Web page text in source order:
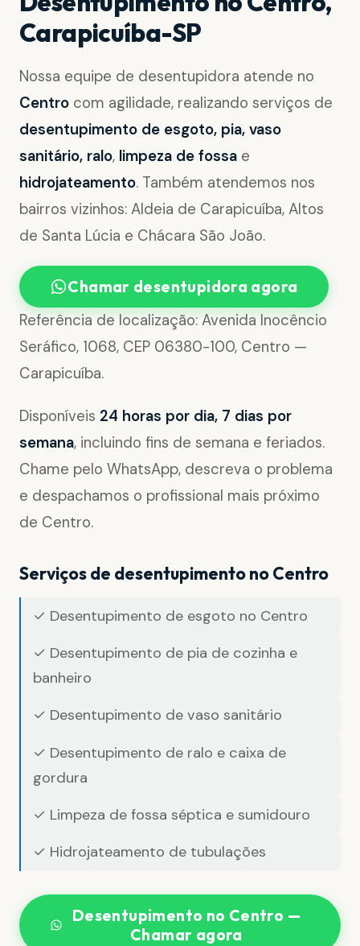
Carapicuíba-SP
Nossa equipe de desentupidora atende no
Centro com agilidade, realizando serviços de
desentupimento de esgoto, pia, vaso
sanitário, ralo, limpeza de fossa e
hidrojateamento. Também atendemos nos
bairros vizinhos: Aldeia de Carapicuíba, Altos
de Santa Lúcia e Chácara São João.
Chamar desentupidora agora
Referência de localização: Avenida Inocêncio
Seráfico, 1068, CEP 06380-100, Centro —
Carapicuíba.
Disponíveis 24 horas por dia, 7 dias por
semana, incluindo fins de semana e feriados.
Chame pelo WhatsApp, descreva o problema
e despachamos o profissional mais próximo
de Centro.
Serviços de desentupimento no Centro
✓ Desentupimento de esgoto no Centro
✓ Desentupimento de pia de cozinha e
banheiro
✓ Desentupimento de vaso sanitário
✓ Desentupimento de ralo e caixa de
gordura
✓ Limpeza de fossa séptica e sumidouro
✓ Hidrojateamento de tubulações
Desentupimento no Centro —
Chamar agora